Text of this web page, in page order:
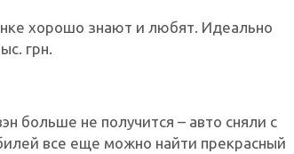
хорошо знают и любят. Идеально
грн.
больше не получится – авто сняли с
все еще можно найти прекрасный